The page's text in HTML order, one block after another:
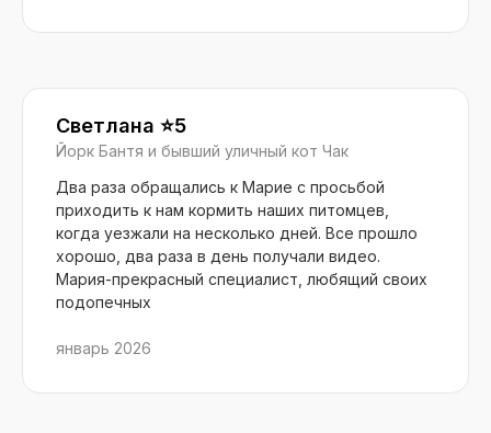
Светлана ⭐️5
Йорк Бантя и бывший уличный кот Чак
Два раза обращались к Марие с просьбой
приходить к нам кормить наших питомцев,
когда уезжали на несколько дней. Все прошло
хорошо, два раза в день получали видео.
Мария-прекрасный специалист, любящий своих
подопечных
январь 2026